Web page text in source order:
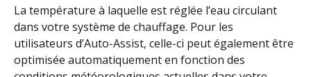
La température à laquelle est réglée l’eau circulant
dans votre système de chauffage. Pour les
utilisateurs d’Auto-Assist, celle-ci peut également être
optimisée automatiquement en fonction des